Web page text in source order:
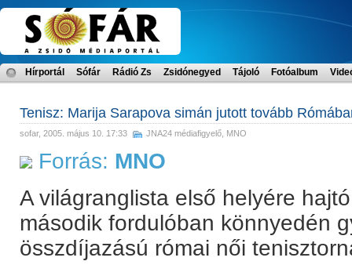
Hírportál Sófár Rádió Zs Zsidónegyed Tájoló Fotóalbum
Tenisz: Marija Sarapova simán jutott tovább
sofar, 2005. május 10. 17:33 JNA24 médiafigyelő MNO
Forrás: MNO
A világranglista első helyére
második fordulóban könnyedén
összdíjazású római női